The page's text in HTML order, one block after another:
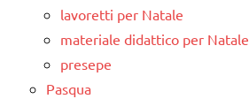
lavoretti per Natale
materiale didattico per Natale
presepe
Pasqua